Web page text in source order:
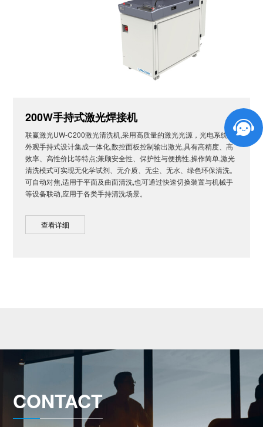
200W手持式激光焊接机
联赢激光UW-C200激光清洗机,采用高质量的激光光源，光电系统和
外观手持式设计集成一体化,数控面板控制输出激光,具有高精度、高
效率、高性价比等特点;兼顾安全性、保护性与便携性,操作简单,激光
清洗模式可实现无化学试剂、无介质、无尘、无水、绿色环保清洗。
可自动对焦,适用于平面及曲面清洗,也可通过快速切换装置与机械手
等设备联动,应用于各类手持清洗场景。
查看详细
CONTACT